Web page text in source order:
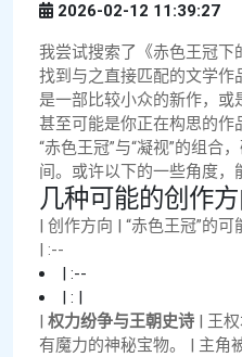
2026-02-12 11:39:27
我尝试搜索了《赤色王冠
找到与之直接匹配的文学
是一部比较小众的新作，或
甚至可能是你正在构思的作
“赤色王冠”与“凝视”的组合
间。或许以下的一些角度，
几种可能的创作
| 创作方向 | “赤色王冠”的
| :--
| :--
| : |
| 权力纷争与王朝史诗 | 王
有魔力的神秘宝物。 | 主角